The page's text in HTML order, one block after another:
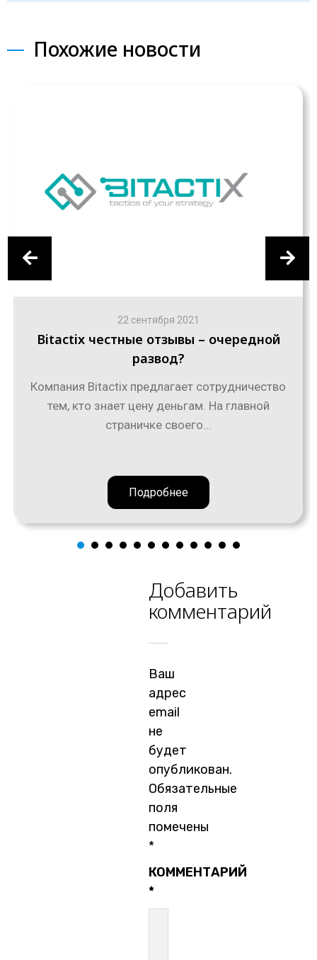
Похожие новости
22 сентября 2021
Bitactix честные отзывы – очередной
развод?
Компания Bitactix предлагает сотрудничество
тем, кто знает цену деньгам. На главной
страничке своего...
Подробнее
Добавить
комментарий
Ваш
адрес
email
не
будет
опубликован.
Обязательные
поля
помечены
*
КОММЕНТАРИЙ
*